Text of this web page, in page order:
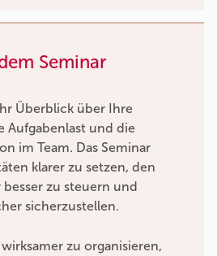
Seminar
Überblick über Ihre
Aufgabenlast und die
im Team. Das Seminar
klarer zu setzen, den
zu steuern und
sicherzustellen.
zu organisieren,